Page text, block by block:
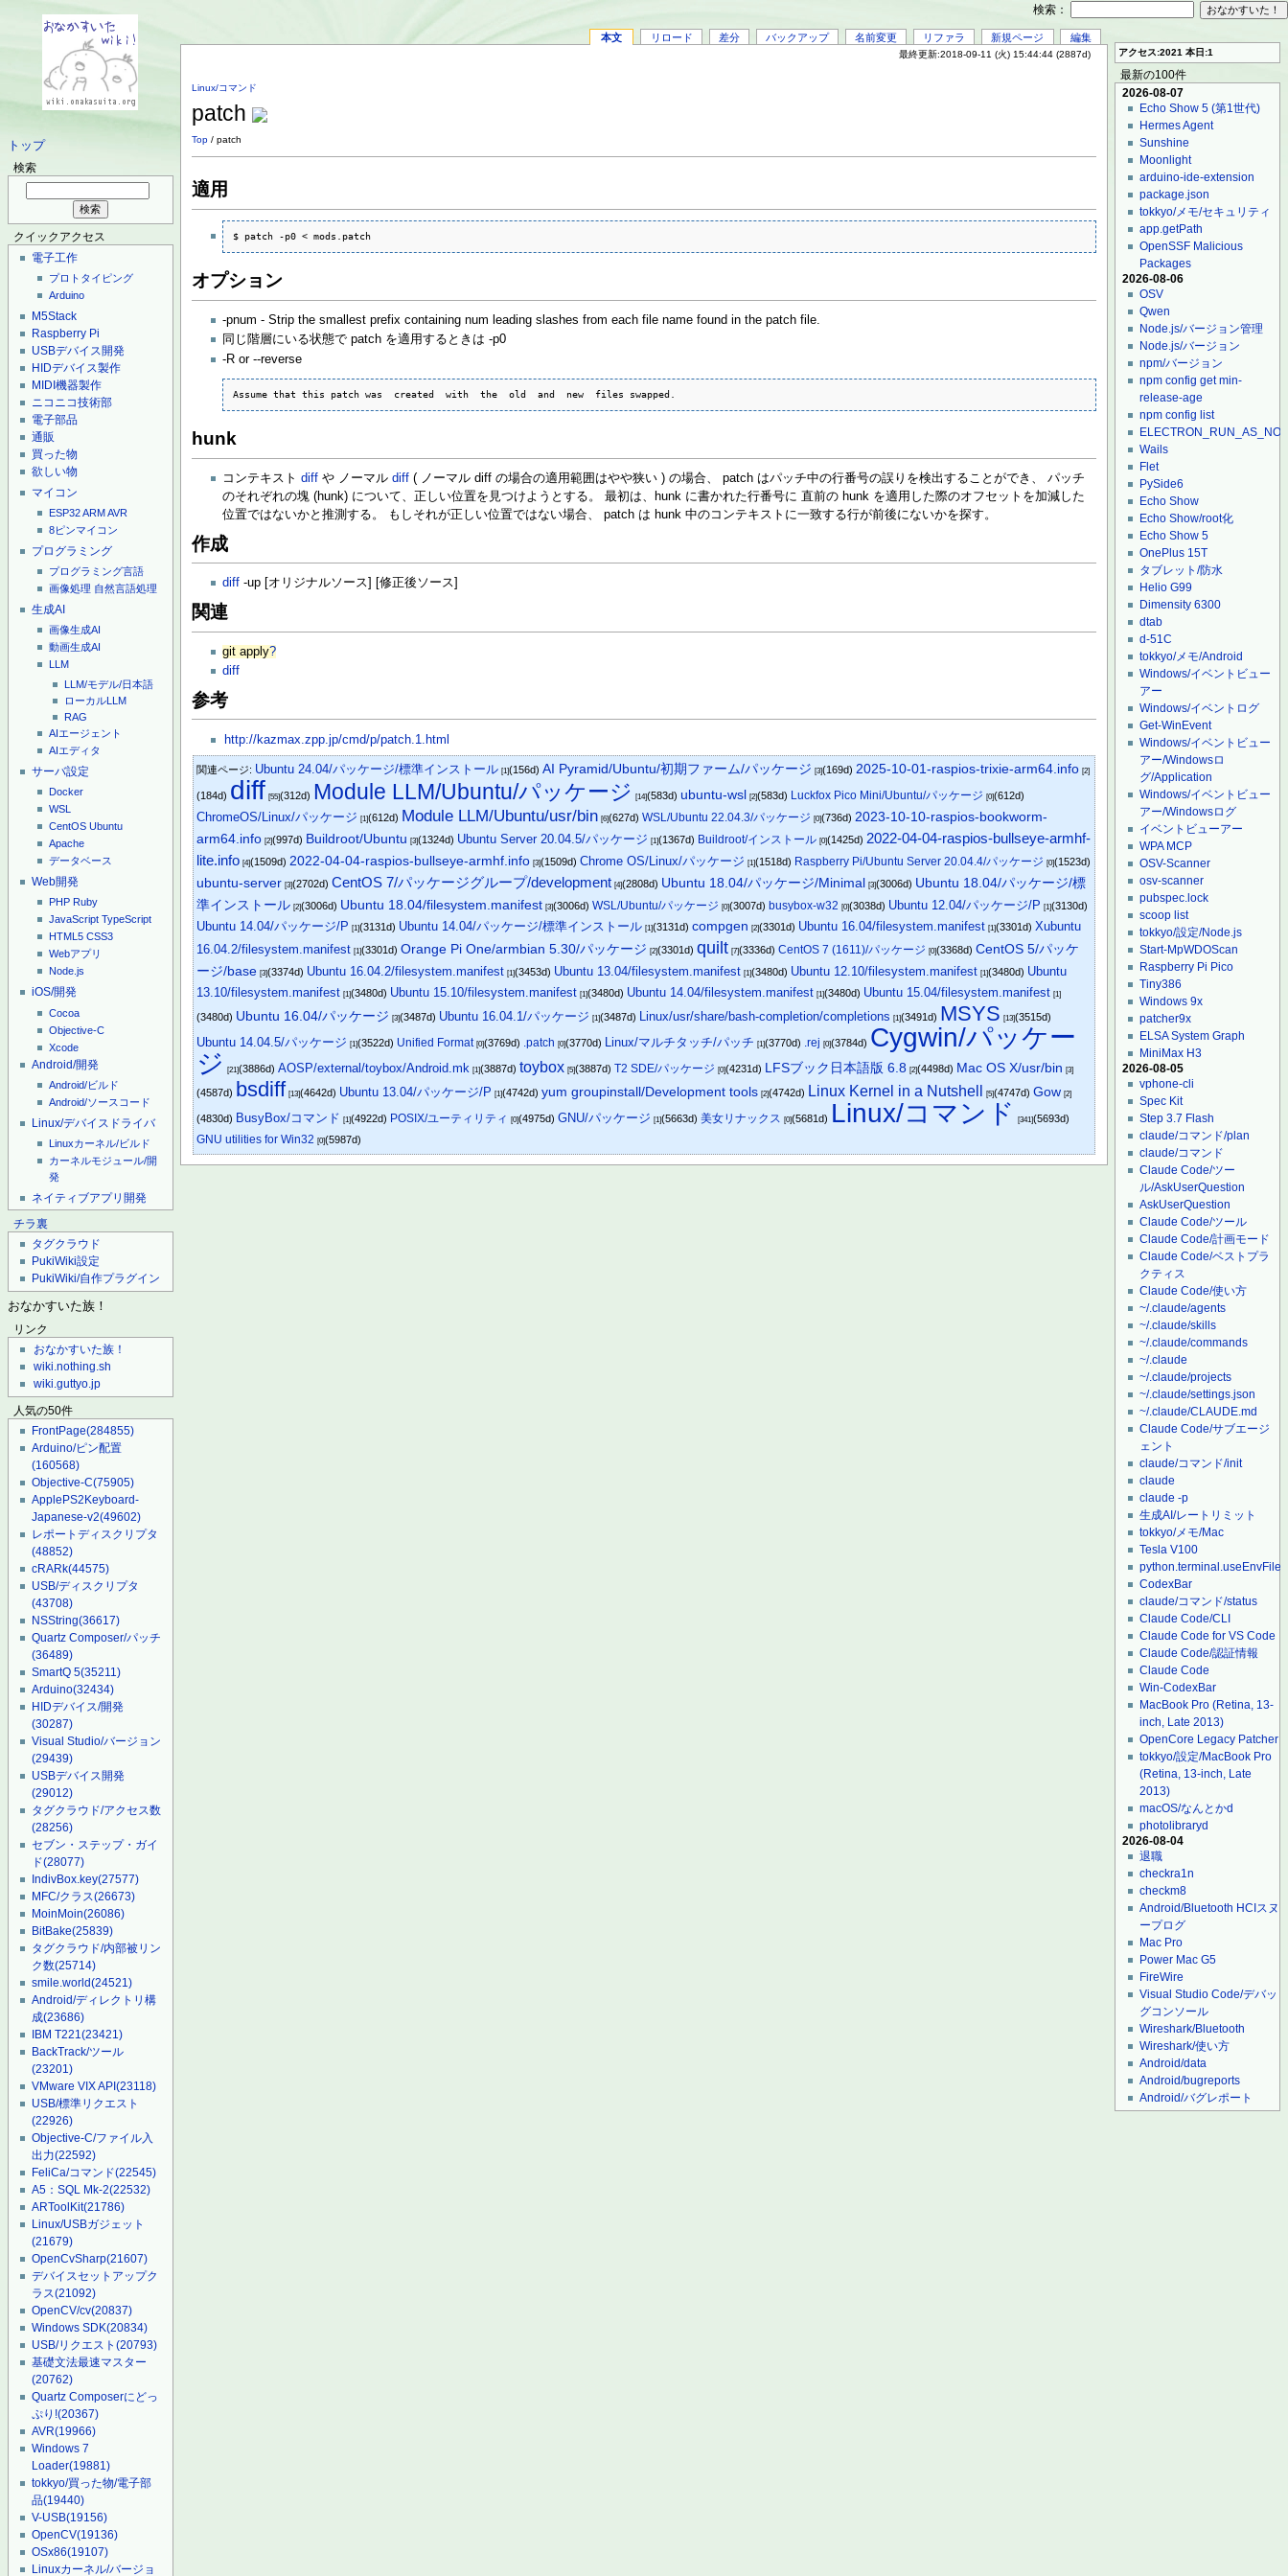
トップ
検索
クイックアクセス
電子工作
プロトタイピング
Arduino
M5Stack
Raspberry Pi
USBデバイス開発
HIDデバイス製作
MIDI機器製作
ニコニコ技術部
電子部品
通販
買った物
欲しい物
マイコン
ESP32ARMAVR
8ピンマイコン
プログラミング
プログラミング言語
画像処理 自然言語処理
生成AI
画像生成AI
動画生成AI
LLM
LLM/モデル/日本語
ローカルLLM
RAG
AIエージェント
AIエディタ
サーバ設定
Docker
WSL
CentOS Ubuntu
Apache
データベース
Web開発
PHP Ruby
JavaScript TypeScript
HTML5 CSS3
Webアプリ
Node.js
iOS/開発
Cocoa
Objective-C
Xcode
Android/開発
Android/ビルド
Android/ソースコード
Linux/デバイスドライバ
Linuxカーネル/ビルド
カーネルモジュール/開
発
ネイティブアプリ開発
チラ裏
タグクラウド
PukiWiki設定
PukiWiki/自作プラグイン
おなかすいた族！
リンク
おなかすいた族！
wiki.nothing.sh
wiki.guttyo.jp
人気の50件
FrontPage(284855)
Arduino/ピン配置
(160568)
Objective-C(75905)
ApplePS2Keyboard-
Japanese-v2(49602)
レポートディスクリプタ
(48852)
cRARk(44575)
USB/ディスクリプタ
(43708)
NSString(36617)
Quartz Composer/パッチ
(36489)
SmartQ 5(35211)
Arduino(32434)
HIDデバイス/開発
(30287)
Visual Studio/バージョン
(29439)
USBデバイス開発
(29012)
タグクラウド/アクセス数
(28256)
セブン・ステップ・ガイ
ド(28077)
IndivBox.key(27577)
MFC/クラス(26673)
MoinMoin(26086)
BitBake(25839)
タグクラウド/内部被リン
ク数(25714)
smile.world(24521)
Android/ディレクトリ構
成(23686)
IBM T221(23421)
BackTrack/ツール
(23201)
VMware VIX API(23118)
USB/標準リクエスト
(22926)
Objective-C/ファイル入
出力(22592)
FeliCa/コマンド(22545)
A5：SQL Mk-2(22532)
ARToolKit(21786)
Linux/USBガジェット
(21679)
OpenCvSharp(21607)
デバイスセットアップク
ラス(21092)
OpenCV/cv(20837)
Windows SDK(20834)
USB/リクエスト(20793)
基礎文法最速マスター
(20762)
Quartz Composerにどっ
ぷり!(20367)
AVR(19966)
Windows 7
Loader(19881)
tokkyo/買った物/電子部
品(19440)
V-USB(19156)
OpenCV(19136)
OSx86(19107)
Linuxカーネル/バージョ
本文 リロード 差分 バックアップ 名前変更 リファラ 新規ページ 編集
最終更新:2018-09-11 (火) 15:44:44 (2887d)
Linux/コマンド
patch
Top / patch
適用
$ patch -p0 < mods.patch
オプション
-pnum - Strip the smallest prefix containing num leading slashes from each file name found in the patch file.
同じ階層にいる状態で patch を適用するときは -p0
-R or --reverse
Assume that this patch was  created  with  the  old  and  new  files swapped.
hunk
コンテキストdiff や ノーマルdiff ( ノーマル diff の場合の適用範囲はやや狭い ) の場合、 patch はパッチ中の行番号の誤りを検出することができ、 パッチ
のそれぞれの塊 (hunk) について、正しい位置を見つけようとする。 最初は、hunk に書かれた行番号に 直前の hunk を適用した際のオフセットを加減した
位置ではないかと推測する。 もしそれが正しい位置ではない場合、 patch は hunk 中のコンテキストに一致する行が前後にないかを探す。
作成
diff -up [オリジナルソース] [修正後ソース]
関連
git apply?
diff
参考
http://kazmax.zpp.jp/cmd/p/patch.1.html
関連ページ: Ubuntu 24.04/パッケージ/標準インストール [1](156d)AI Pyramid/Ubuntu/初期ファーム/パッケージ [3](169d) 2025-10-01-raspios-trixie-arm64.info [2]
(184d) diff [55](312d) Module LLM/Ubuntu/パッケージ [14](583d) ubuntu-wsl [2](583d) Luckfox Pico Mini/Ubuntu/パッケージ [0](612d)
ChromeOS/Linux/パッケージ [1](612d) Module LLM/Ubuntu/usr/bin [6](627d)WSL/Ubuntu 22.04.3/パッケージ [0](736d) 2023-10-10-raspios-bookworm-
arm64.info [2](997d) Buildroot/Ubuntu [3](1324d) Ubuntu Server 20.04.5/パッケージ [1](1367d) Buildroot/インストール [0](1425d) 2022-04-04-raspios-bullseye-armhf-
lite.info [4](1509d) 2022-04-04-raspios-bullseye-armhf.info [3](1509d)Chrome OS/Linux/パッケージ [1](1518d) Raspberry Pi/Ubuntu Server 20.04.4/パッケージ [0](1523d)
ubuntu-server [3](2702d)CentOS 7/パッケージグループ/development [4](2808d) Ubuntu 18.04/パッケージ/Minimal [3](3006d) Ubuntu 18.04/パッケージ/標
準インストール [2](3006d) Ubuntu 18.04/filesystem.manifest [3](3006d)WSL/Ubuntu/パッケージ [0](3007d) busybox-w32 [0](3038d) Ubuntu 12.04/パッケージ/P [1](3130d)
Ubuntu 14.04/パッケージ/P [1](3131d) Ubuntu 14.04/パッケージ/標準インストール [1](3131d)compgen [2](3301d) Ubuntu 16.04/filesystem.manifest [1](3301d) Xubuntu
16.04.2/filesystem.manifest [1](3301d)Orange Pi One/armbian 5.30/パッケージ [2](3301d)quilt [7](3336d)CentOS 7 (1611)/パッケージ [0](3368d)CentOS 5/パッケ
ージ/base [3](3374d) Ubuntu 16.04.2/filesystem.manifest [1](3453d) Ubuntu 13.04/filesystem.manifest [1](3480d) Ubuntu 12.10/filesystem.manifest [1](3480d) Ubuntu
13.10/filesystem.manifest [1](3480d) Ubuntu 15.10/filesystem.manifest [1](3480d) Ubuntu 14.04/filesystem.manifest [1](3480d) Ubuntu 15.04/filesystem.manifest [1]
(3480d) Ubuntu 16.04/パッケージ [3](3487d) Ubuntu 16.04.1/パッケージ [1](3487d) Linux/usr/share/bash-completion/completions [1](3491d) MSYS [13](3515d)
Ubuntu 14.04.5/パッケージ [1](3522d) Unified Format [0](3769d) .patch [0](3770d) Linux/マルチタッチ/パッチ [1](3770d) .rej [0](3784d) Cygwin/パッケー
ジ
[21](3886d)AOSP/external/toybox/Android.mk [1](3887d)toybox [5](3887d)T2 SDE/パッケージ [0](4231d) LFSブック日本語版 6.8 [2](4498d) Mac OS X/usr/bin [3]
(4587d) bsdiff [13](4642d) Ubuntu 13.04/パッケージ/P [1](4742d)yum groupinstall/Development tools [2](4742d) Linux Kernel in a Nutshell [5](4747d)Gow [2]
(4830d) BusyBox/コマンド [1](4922d) POSIX/ユーティリティ [0](4975d)GNU/パッケージ [1](5663d)美女リナックス [0](5681d) Linux/コマンド [341](5693d)
GNU utilities for Win32 [0](5987d)
アクセス:2021 本日:1
最新の100件
2026-08-07
Echo Show 5 (第1世代)
Hermes Agent
Sunshine
Moonlight
arduino-ide-extension
package.json
tokkyo/メモ/セキュリティ
app.getPath
OpenSSF Malicious
Packages
2026-08-06
OSV
Qwen
Node.js/バージョン管理
Node.js/バージョン
npm/バージョン
npm config get min-
release-age
npm config list
Wails
Flet
PySide6
Echo Show
Echo Show/root化
Echo Show 5
OnePlus 15T
タブレット/防水
Helio G99
Dimensity 6300
dtab
d-51C
tokkyo/メモ/Android
Windows/イベントビュー
アー
Windows/イベントログ
Get-WinEvent
Windows/イベントビュー
アー/Windowsロ
グ/Application
Windows/イベントビュー
アー/Windowsログ
イベントビューアー
WPA MCP
OSV-Scanner
osv-scanner
pubspec.lock
scoop list
tokkyo/設定/Node.js
Start-MpWDOScan
Raspberry Pi Pico
Tiny386
Windows 9x
patcher9x
ELSA System Graph
MiniMax H3
2026-08-05
vphone-cli
Spec Kit
Step 3.7 Flash
claude/コマンド/plan
claude/コマンド
Claude Code/ツー
ル/AskUserQuestion
AskUserQuestion
Claude Code/ツール
Claude Code/計画モード
Claude Code/ベストプラ
クティス
Claude Code/使い方
~/.claude/agents
~/.claude/skills
~/.claude/commands
~/.claude
~/.claude/projects
~/.claude/settings.json
~/.claude/CLAUDE.md
Claude Code/サブエージ
ェント
claude/コマンド/init
claude
claude -p
生成AI/レートリミット
tokkyo/メモ/Mac
Tesla V100
python.terminal.useEnvFile
CodexBar
claude/コマンド/status
Claude Code/CLI
Claude Code for VS Code
Claude Code/認証情報
Claude Code
Win-CodexBar
MacBook Pro (Retina, 13-
inch, Late 2013)
OpenCore Legacy Patcher
tokkyo/設定/MacBook Pro
(Retina, 13-inch, Late
2013)
macOS/なんとかd
photolibraryd
2026-08-04
退職
checkra1n
checkm8
Android/Bluetooth HCIスヌ
ープログ
Mac Pro
Power Mac G5
FireWire
Visual Studio Code/デバッ
グコンソール
Wireshark/Bluetooth
Wireshark/使い方
Android/data
Android/bugreports
Android/バグレポート
検索：